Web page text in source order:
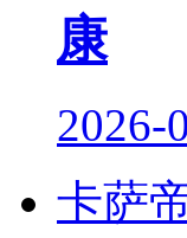
康
2026-
卡萨